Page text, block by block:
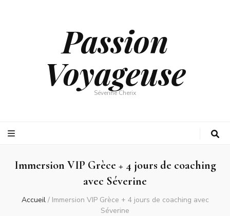
Passion
Voyageuse
Séverine Cherix
Immersion VIP Grèce + 4 jours de coaching
avec Séverine
Accueil / Immersion VIP Grèce + 4 jours de coaching avec
Séverine